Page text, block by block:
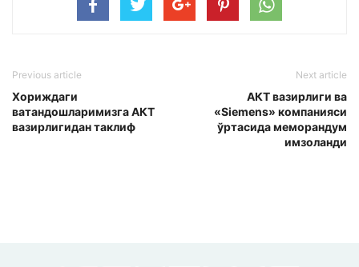
Previous article
Хориждаги
ватандошларимизга АКТ
вазирлигидан таклиф
Next article
АКТ вазирлиги ва
«Siemens» компанияси
ўртасида меморандум
имзоланди